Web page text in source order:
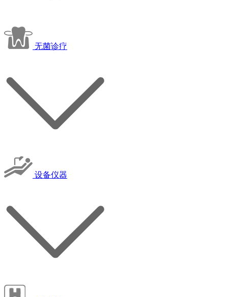
无菌诊疗
设备仪器